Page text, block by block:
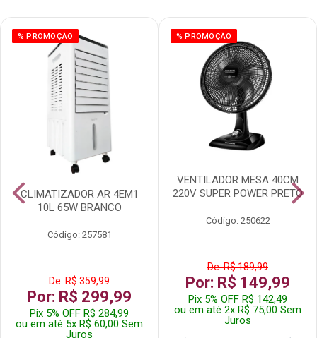
% PROMOÇÃO
CLIMATIZADOR AR 4EM1
10L 65W BRANCO
Código: 257581
De: R$ 359,99
Por: R$ 299,99
Pix 5% OFF R$ 284,99
ou em até 5x R$ 60,00 Sem
Juros
% PROMOÇÃO
VENTILADOR MESA 40CM
220V SUPER POWER PRETO
Código: 250622
De: R$ 189,99
Por: R$ 149,99
Pix 5% OFF R$ 142,49
ou em até 2x R$ 75,00 Sem
Juros